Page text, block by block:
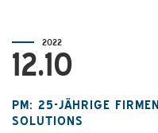
2022
12.10
PM: 25-JÄHRIGE
OLUTIONS